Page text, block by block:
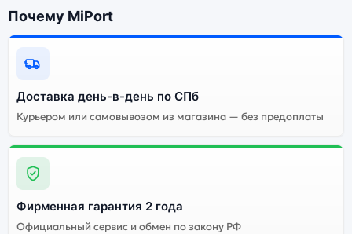
(Космический Серый) можно ниже, в разделе
её в кратчайшие сроки. Доступна экспресс-доставка
iPad Pro 12.9 (2022) 512Gb Cellular
Space Gray (Космический Серый):
Энергоемкий
аккумулятор
Почему MiPort
Доставка день-в-день по СПб
Курьером или самовывозом из магазина — без предоплаты
Фирменная гарантия 2 года
Официальный сервис и обмен по закону РФ